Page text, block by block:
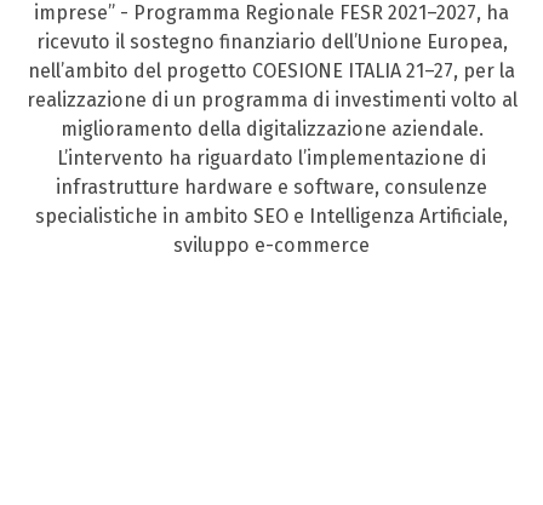
imprese” - Programma Regionale FESR 2021–2027, ha
ricevuto il sostegno finanziario dell’Unione Europea,
nell’ambito del progetto COESIONE ITALIA 21–27, per la
realizzazione di un programma di investimenti volto al
miglioramento della digitalizzazione aziendale.
L’intervento ha riguardato l’implementazione di
infrastrutture hardware e software, consulenze
specialistiche in ambito SEO e Intelligenza Artificiale,
sviluppo e-commerce